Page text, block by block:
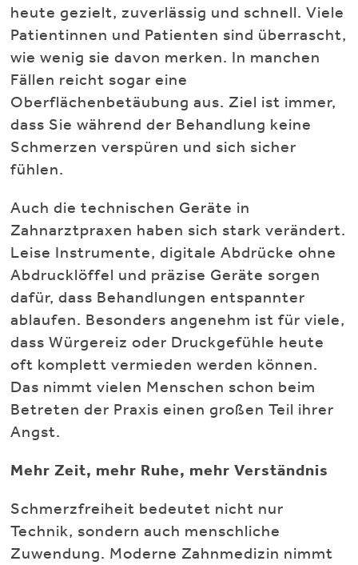
heute gezielt, zuverlässig und schnell. Viele
Patientinnen und Patienten sind überrascht,
wie wenig sie davon merken. In manchen
Fällen reicht sogar eine
Oberflächenbetäubung aus. Ziel ist immer,
dass Sie während der Behandlung keine
Schmerzen verspüren und sich sicher
fühlen.
Auch die technischen Geräte in
Zahnarztpraxen haben sich stark verändert.
Leise Instrumente, digitale Abdrücke ohne
Abdrucklöffel und präzise Geräte sorgen
dafür, dass Behandlungen entspannter
ablaufen. Besonders angenehm ist für viele,
dass Würgereiz oder Druckgefühle heute
oft komplett vermieden werden können.
Das nimmt vielen Menschen schon beim
Betreten der Praxis einen großen Teil ihrer
Angst.
Mehr Zeit, mehr Ruhe, mehr Verständnis
Schmerzfreiheit bedeutet nicht nur
Technik, sondern auch menschliche
Zuwendung. Moderne Zahnmedizin nimmt